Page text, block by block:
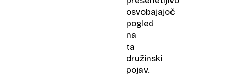
osvobajajoč
pogled
na
ta
družinski
pojav.